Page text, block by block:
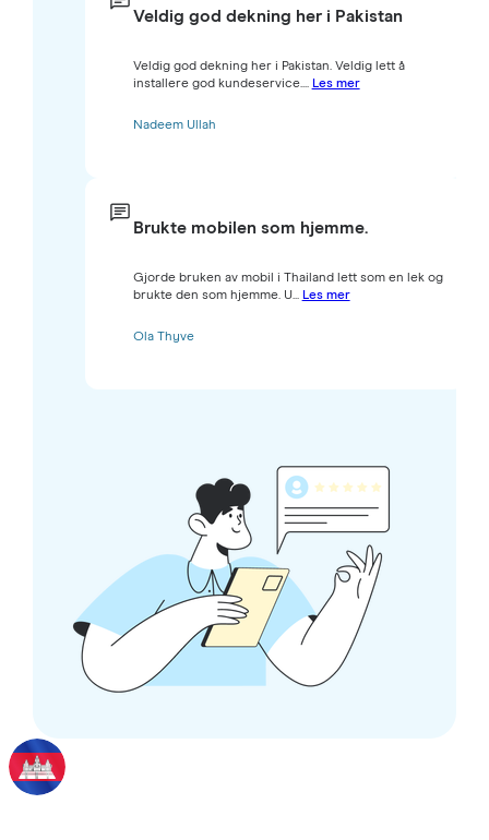
Veldig god dekning her i Pakistan
Veldig god dekning her i Pakistan. Veldig lett å
installere god kundeservice.... Les mer
Nadeem Ullah
Brukte mobilen som hjemme.
Gjorde bruken av mobil i Thailand lett som en lek og
brukte den som hjemme. U... Les mer
Ola Thyve